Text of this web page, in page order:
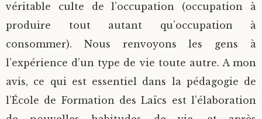
véritable culte de l’occupation (occupation à
produire tout autant qu’occupation à
consommer). Nous renvoyons les gens à
l’expérience d’un type de vie toute autre. A mon
avis, ce qui est essentiel dans la pédagogie de
l’École de Formation des Laïcs est l’élaboration